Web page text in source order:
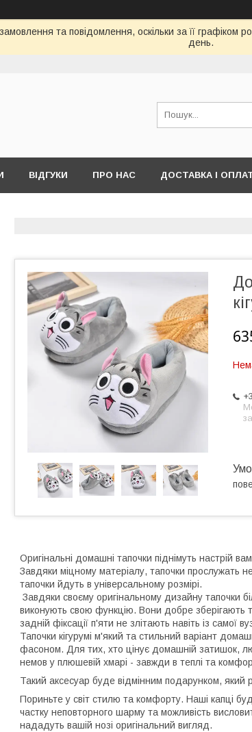
та повідомлення, оскільки за її
день.
ВІДГУКИ ПРО НАС ДОСТАВКА І
Оригінальні домашні тапочки піднімуть настрій
Завдяки міцному матеріалу, тапочки прослужать
тапочки йдуть в універсальному розмірі.
Завдяки своєму оригінальному дизайну тапочки
виконують свою функцію. Вони добре зберігають
задній фіксації п'яти не злітають навіть із самої
Тапочки кігурумі м'який та стильний варіант
фасоном. Для тих, хто цінує домашній затишок,
немов у плюшевій хмарі - завжди в теплі та
Такий аксесуар буде відмінним подарунком, який
Пориньте у світ стилю та комфорту. Наші капці
частку неповторного шарму та можливість
нададуть вашій нозі оригінальний вигляд.